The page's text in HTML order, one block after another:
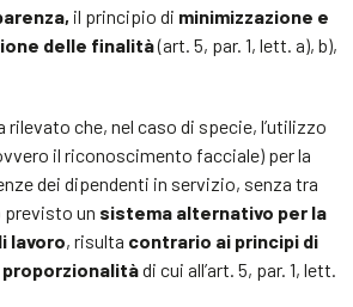
il principio di minimizzazione e
delle finalità(art. 5, par. 1, lett. a), b),
rilevato che, nel caso di specie, l’utilizzo
il riconoscimento facciale) per la
dei dipendenti in servizio, senza tra
previsto un sistema alternativo per la
lavoro, risulta contrario ai principi di
proporzionalitàdi cui all’art. 5, par. 1, lett.